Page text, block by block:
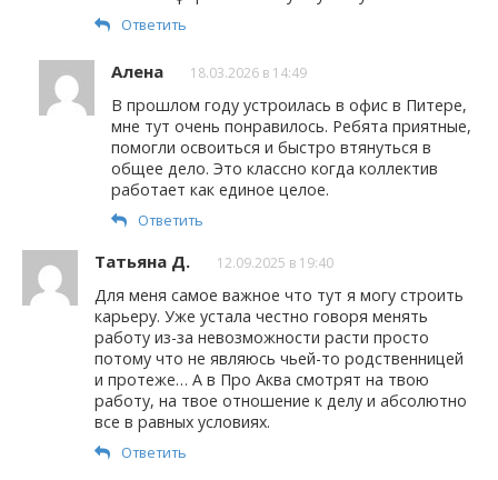
Ответить
Алена 18.03.2026 в 14:49
В прошлом году устроилась в офис в Питере,
мне тут очень понравилось. Ребята приятные,
помогли освоиться и быстро втянуться в
общее дело. Это классно когда коллектив
работает как единое целое.
Ответить
Татьяна Д. 12.09.2025 в 19:40
Для меня самое важное что тут я могу строить
карьеру. Уже устала честно говоря менять
работу из-за невозможности расти просто
потому что не являюсь чьей-то родственницей
и протеже… А в Про Аква смотрят на твою
работу, на твое отношение к делу и абсолютно
все в равных условиях.
Ответить